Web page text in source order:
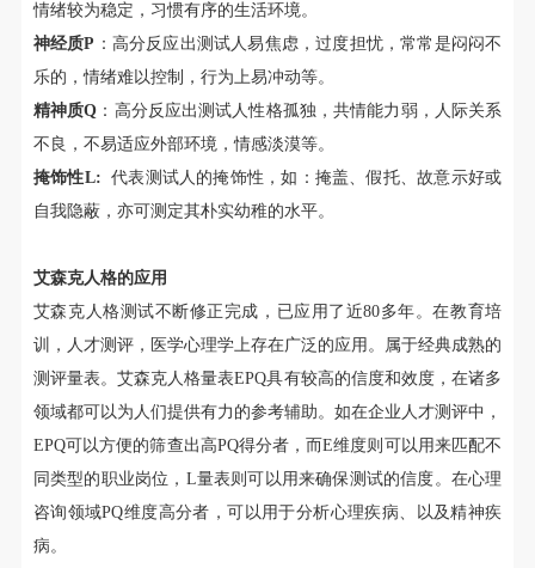
情绪较为稳定，习惯有序的生活环境。
神经质P ：高分反应出测试人易焦虑，过度担忧，常常是闷闷不
乐的，情绪难以控制，行为上易冲动等。
精神质Q ：高分反应出测试人性格孤独，共情能力弱，人际关系
不良，不易适应外部环境，情感淡漠等。
掩饰性L:代表测试人的掩饰性，如：掩盖、假托、故意示好或
自我隐蔽，亦可测定其朴实幼稚的水平。
艾森克人格的应用
艾森克人格测试不断修正完成，已应用了近80多年。在教育培
训，人才测评，医学心理学上存在广泛的应用。属于经典成熟的
测评量表。艾森克人格量表EPQ具有较高的信度和效度，在诸多
领域都可以为人们提供有力的参考辅助。如在企业人才测评中，
EPQ可以方便的筛查出高PQ得分者，而E维度则可以用来匹配不
同类型的职业岗位，L量表则可以用来确保测试的信度。在心理
咨询领域PQ维度高分者，可以用于分析心理疾病、以及精神疾
病。